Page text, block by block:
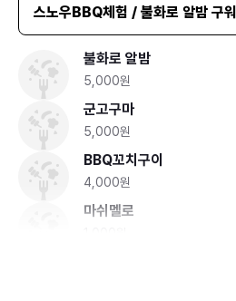
스노우BBQ체험 / 불화로 알밤 구워
불화로 알밤
5,000원
군고구마
5,000원
BBQ꼬치구이
4,000원
마쉬멜로